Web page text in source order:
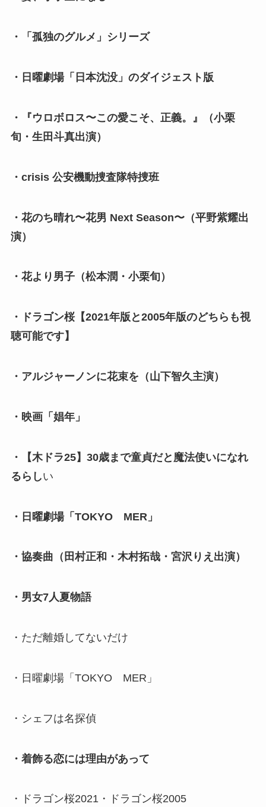
・「孤独のグルメ」シリーズ
・日曜劇場「日本沈没」のダイジェスト版
・『ウロボロス〜この愛こそ、正義。』（小栗
旬・生田斗真出演）
・crisis 公安機動捜査隊特捜班
・花のち晴れ〜花男 Next Season〜（平野紫耀出
演）
・花より男子（松本潤・小栗旬）
・ドラゴン桜【2021年版と2005年版のどちらも視
聴可能です】
・アルジャーノンに花束を（山下智久主演）
・映画「娼年」
・【木ドラ25】30歳まで童貞だと魔法使いになれ
るらしい
・日曜劇場「TOKYO MER」
・協奏曲（田村正和・木村拓哉・宮沢りえ出演）
・男女7人夏物語
・ただ離婚してないだけ
・日曜劇場「TOKYO MER」
・シェフは名探偵
・着飾る恋には理由があって
・ドラゴン桜2021・ドラゴン桜2005